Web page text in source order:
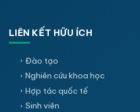
LIÊN KẾT HỮU ÍCH
Đào tạo
Nghiên cứu khoa học
Hợp tác quốc tế
Sinh viên